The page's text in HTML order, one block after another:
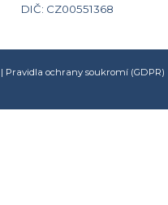
DIČ: CZ00551368
| Pravidla ochrany soukromí (GDPR)